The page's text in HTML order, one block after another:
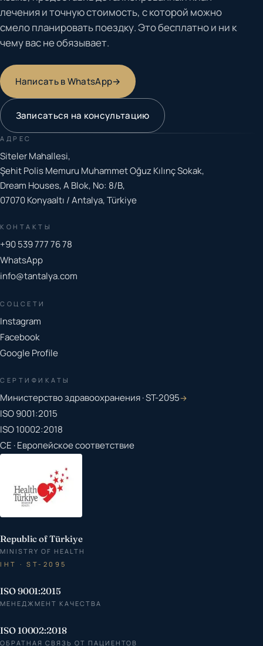
лечения и точную стоимость, с которой можно
смело планировать поездку. Это бесплатно и ни к
чему вас не обязывает.
Написать в WhatsApp→
Записаться на консультацию
АДРЕС
Siteler Mahallesi,
Şehit Polis Memuru Muhammet Oğuz Kılınç Sokak,
Dream Houses, A Blok, No: 8/B,
07070 Konyaaltı / Antalya, Türkiye
КОНТАКТЫ
+90 539 777 76 78
WhatsApp
info@tantalya.com
СОЦСЕТИ
Instagram
Facebook
Google Profile
СЕРТИФИКАТЫ
Министерство здравоохранения · ST-2095→
ISO 9001:2015
ISO 10002:2018
CE · Европейское соответствие
Republic of Türkiye
MINISTRY OF HEALTH
IHT · ST-2095
ISO 9001:2015
МЕНЕДЖМЕНТ КАЧЕСТВА
ISO 10002:2018
ОБРАТНАЯ СВЯЗЬ ОТ ПАЦИЕНТОВ